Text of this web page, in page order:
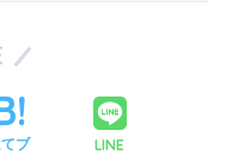
ブ LINE